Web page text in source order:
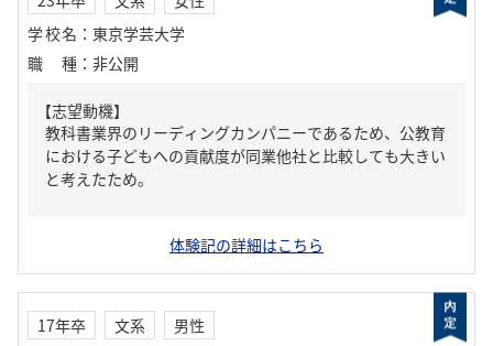
学校名 ： 東京学芸大学
職種 ： 非公開
【志望動機】
教科書業界のリーディングカンパニーであるため、公教育
における子どもへの貢献度が同業他社と比較しても大きい
と考えたため。
体験記の詳細はこちら
17年卒 文系
男性